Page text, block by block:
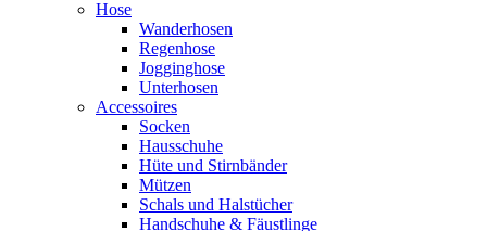
Hose
Wanderhosen
Regenhose
Jogginghose
Unterhosen
Accessoires
Socken
Hausschuhe
Hüte und Stirnbänder
Mützen
Schals und Halstücher
Handschuhe & Fäustlinge